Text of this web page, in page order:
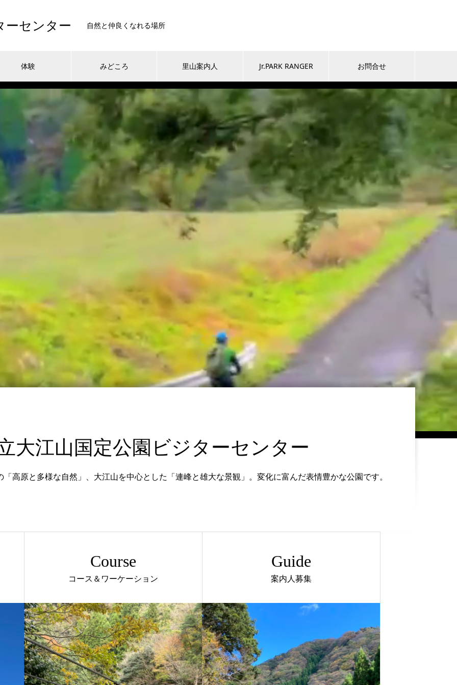
ーセンター 自然と仲良くなれる場所
体験 みどころ 里山案内人 Jr.PARK RANGER お問合せ
大江山国定公園ビジターセンター
高原と多様な自然」、大江山を中心とした「連峰と雄大な景観」。変化に富んだ表情豊かな公園です。
Course
コース＆ワーケーション
Guide
案内人募集